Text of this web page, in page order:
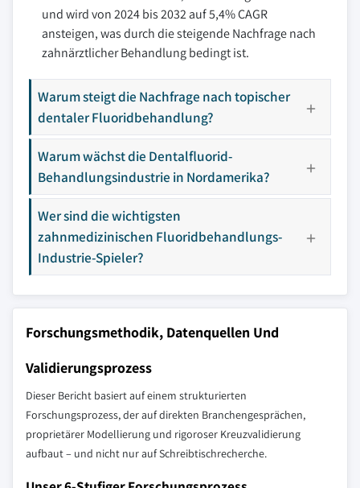
und wird von 2024 bis 2032 auf 5,4% CAGR
ansteigen, was durch die steigende Nachfrage nach
zahnärztlicher Behandlung bedingt ist.
Warum steigt die Nachfrage nach topischer
dentaler Fluoridbehandlung?
Warum wächst die Dentalfluorid-
Behandlungsindustrie in Nordamerika?
Wer sind die wichtigsten
zahnmedizinischen Fluoridbehandlungs-
Industrie-Spieler?
Forschungsmethodik, Datenquellen Und
Validierungsprozess
Dieser Bericht basiert auf einem strukturierten
Forschungsprozess, der auf direkten Branchengesprächen,
proprietärer Modellierung und rigoroser Kreuzvalidierung
aufbaut – und nicht nur auf Schreibtischrecherche.